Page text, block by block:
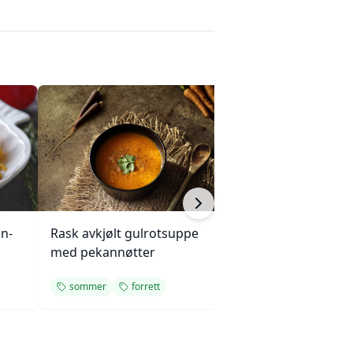
Rask avkjølt gulrotsuppe
med pekannøtter
sommer forrett